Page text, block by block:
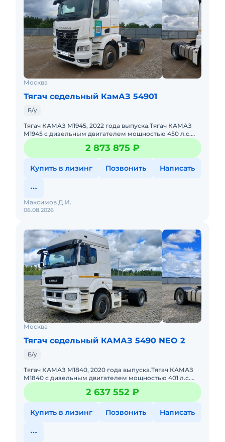
Москва
Тягач седельный КамАЗ 54901
Б/у
Тягач КАМАЗ М1945, 2022 года выпуска.Тягач КАМАЗ
М1945 с дизельным двигателем мощностью 450 л.с.
Рабочий объем двигателя — 11 946 см³. Коробка
переда
2 873 875 ₽
Купить в лизинг Позвонить Написать
06.08.2026
Максимов Д.И.
Москва
Тягач седельный КАМАЗ 5490 NEO 2
Б/у
Тягач КАМАЗ М1840, 2020 года выпуска.Тягач КАМАЗ
М1840 с дизельным двигателем мощностью 401 л.с.
Рабочий объем двигателя — 11 967 см³. Коробка переда
2 637 552 ₽
Купить в лизинг Позвонить Написать